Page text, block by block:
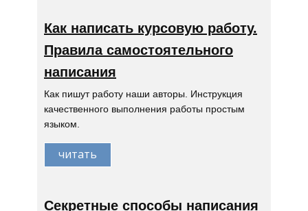
Как написать курсовую работу.
Правила самостоятельного
написания
Как пишут работу наши авторы. Инструкция
качественного выполнения работы простым
языком.
читать
Секретные способы написания